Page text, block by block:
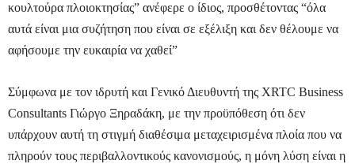
κουλτούρα πλοιοκτησίας” ανέφερε ο ίδιος, προσθέτοντας “όλα
αυτά είναι μια συζήτηση που είναι σε εξέλιξη και δεν θέλουμε να
αφήσουμε την ευκαιρία να χαθεί”
Σύμφωνα με τον ιδρυτή και Γενικό Διευθυντή της XRTC Business
Consultants Γιώργο Ξηραδάκη, με την προϋπόθεση ότι δεν
υπάρχουν αυτή τη στιγμή διαθέσιμα μεταχειρισμένα πλοία που να
πληρούν τους περιβαλλοντικούς κανονισμούς, η μόνη λύση είναι η